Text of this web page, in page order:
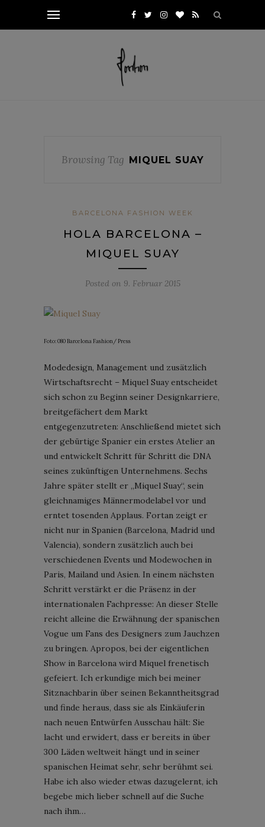
Browsing Tag MIQUEL SUAY
BARCELONA FASHION WEEK
HOLA BARCELONA –
MIQUEL SUAY
Posted on 9. Februar 2015
Foto: 080 Barcelona Fashion/ Press
Modedesign, Management und zusätzlich
Wirtschaftsrecht – Miquel Suay entscheidet
sich schon zu Beginn seiner Designkarriere,
breitgefächert dem Markt
entgegenzutreten: Anschließend mietet sich
der gebürtige Spanier ein erstes Atelier an
und entwickelt Schritt für Schritt die DNA
seines zukünftigen Unternehmens. Sechs
Jahre später stellt er „Miquel Suay“, sein
gleichnamiges Männermodelabel vor und
erntet tosenden Applaus. Fortan zeigt er
nicht nur in Spanien (Barcelona, Madrid und
Valencia), sondern zusätzlich auch bei
verschiedenen Events und Modewochen in
Paris, Mailand und Asien. In einem nächsten
Schritt verstärkt er die Präsenz in der
internationalen Fachpresse: An dieser Stelle
reicht alleine die Erwähnung der spanischen
Vogue um Fans des Designers zum Jauchzen
zu bringen. Apropos, bei der eigentlichen
Show in Barcelona wird Miquel frenetisch
gefeiert. Ich erkundige mich bei meiner
Sitznachbarin über seinen Bekanntheitsgrad
und finde heraus, dass sie als Einkäuferin
nach neuen Entwürfen Ausschau hält: Sie
lacht und erwidert, dass er bereits in über
300 Läden weltweit hängt und in seiner
spanischen Heimat sehr, sehr berühmt sei.
Habe ich also wieder etwas dazugelernt, ich
begebe mich lieber schnell auf die Suche
nach ihm…